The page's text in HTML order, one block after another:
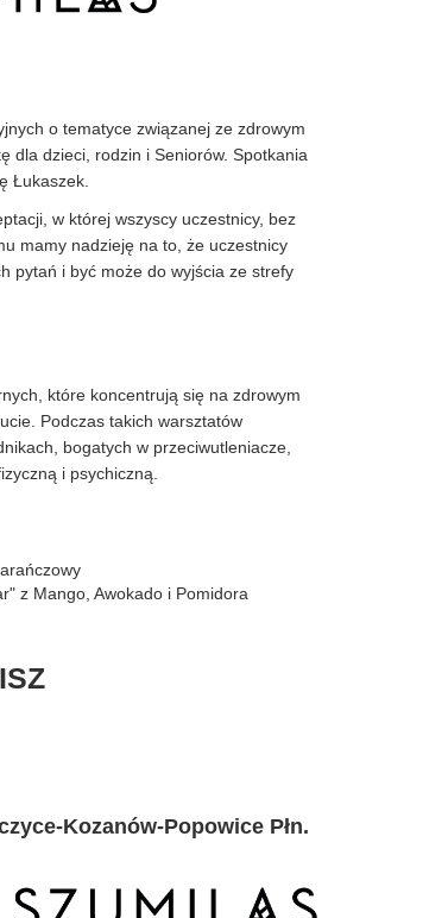
o tematyce związanej ze zdrowym
dla dzieci, rodzin i Seniorów. Spotkania
Łukaszek.
w której wszyscy uczestnicy, bez
mamy nadzieję na to, że uczestnicy
pytań i być może do wyjścia ze strefy
które koncentrują się na zdrowym
Podczas takich warsztatów
bogatych w przeciwutleniacze,
i psychiczną.
z Mango, Awokado i Pomidora
Kozanów-Popowice Płn.